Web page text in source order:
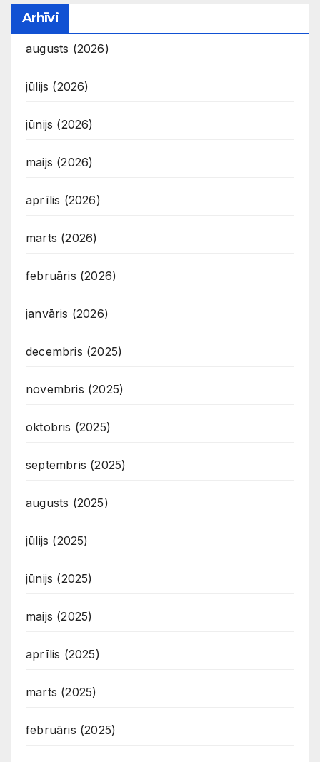
Arhīvi
augusts (2026)
jūlijs (2026)
jūnijs (2026)
maijs (2026)
aprīlis (2026)
marts (2026)
februāris (2026)
janvāris (2026)
decembris (2025)
novembris (2025)
oktobris (2025)
septembris (2025)
augusts (2025)
jūlijs (2025)
jūnijs (2025)
maijs (2025)
aprīlis (2025)
marts (2025)
februāris (2025)